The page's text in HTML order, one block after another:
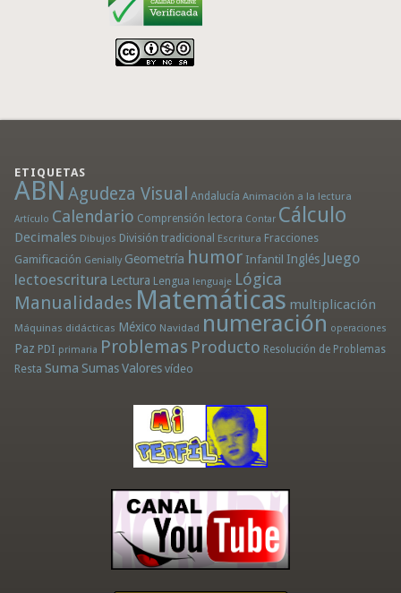
ETIQUETAS
ABN Agudeza Visual Andalucía Animación a la lectura
Artículo Calendario Comprensión lectora Contar Cálculo
Decimales Dibujos División tradicional Escritura Fracciones
Gamificación Genially Geometría humor Infantil Inglés Juego
lectoescritura Lectura Lengua lenguaje Lógica
Manualidades Matemáticas multiplicación
Máquinas didácticas México Navidad numeración operaciones
Paz PDI primaria Problemas Producto Resolución de Problemas
Resta Suma Sumas Valores vídeo